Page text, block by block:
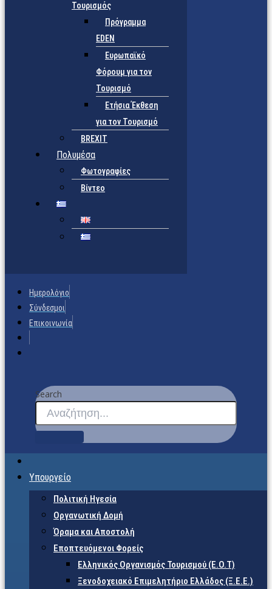
Τουρισμός
Πρόγραμμα
EDEN
Ευρωπαϊκό
Φόρουμ για τον
Τουρισμό
Ετήσια Έκθεση
για τον Τουρισμό
BREXIT
Πολυμέσα
Φωτογραφίες
Βίντεο
Ημερολόγιο
Σύνδεσμοι
Επικοινωνία
Search
Υπουργείο
Πολιτική Ηγεσία
Οργανωτική Δομή
Όραμα και Αποστολή
Εποπτευόμενοι Φορείς
Eλληνικός Οργανισμός Τουρισμού (Ε.Ο.Τ)
Ξενοδοχειακό Επιμελητήριο Ελλάδος (Ξ.Ε.Ε.)